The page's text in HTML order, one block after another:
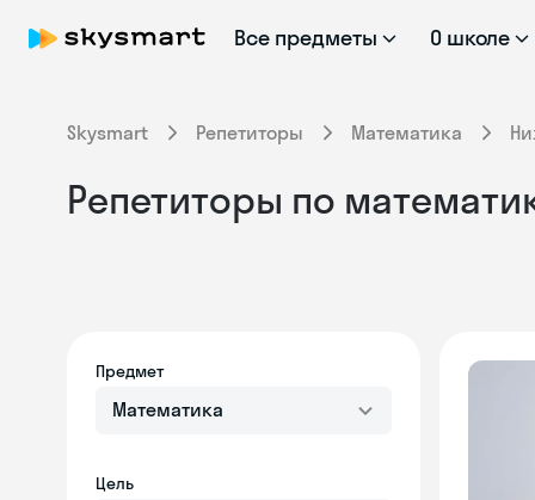
Все предметы О школе
Skysmart Репетиторы Математика
Репетиторы по
Предмет
Математика
Цель